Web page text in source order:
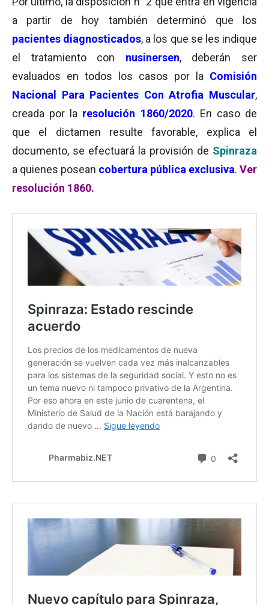
a partir de hoy también determinó que los
pacientes diagnosticados, a los que se les indique
el tratamiento con nusinersen, deberán ser
evaluados en todos los casos por la Comisión
Nacional Para Pacientes Con Atrofia Muscular,
creada por la resolución 1860/2020. En caso de
que el dictamen resulte favorable, explica el
documento, se efectuará la provisión de Spinraza
a quienes posean cobertura pública exclusiva. Ver
resolución 1860.